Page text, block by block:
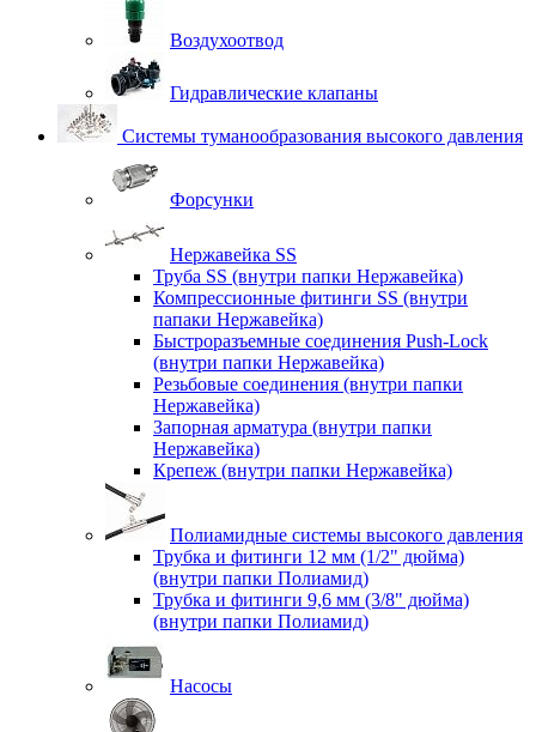
Воздухоотвод
Гидравлические клапаны
Системы туманообразования высокого давления
Форсунки
Нержавейка SS
Труба SS (внутри папки Нержавейка)
Компрессионные фитинги SS (внутри
папаки Нержавейка)
Быстроразъемные соединения Push-Lock
(внутри папки Нержавейка)
Резьбовые соединения (внутри папки
Нержавейка)
Запорная арматура (внутри папки
Нержавейка)
Крепеж (внутри папки Нержавейка)
Полиамидные системы высокого давления
Трубка и фитинги 12 мм (1/2" дюйма)
(внутри папки Полиамид)
Трубка и фитинги 9,6 мм (3/8" дюйма)
(внутри папки Полиамид)
Насосы